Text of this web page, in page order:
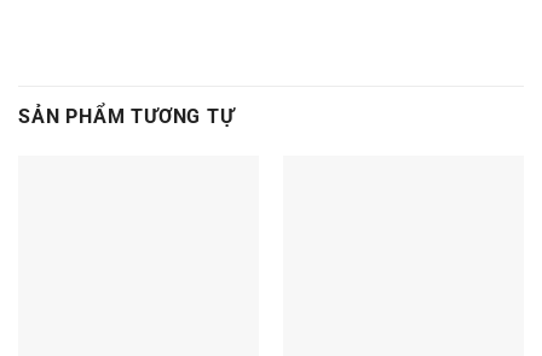
SẢN PHẨM TƯƠNG TỰ